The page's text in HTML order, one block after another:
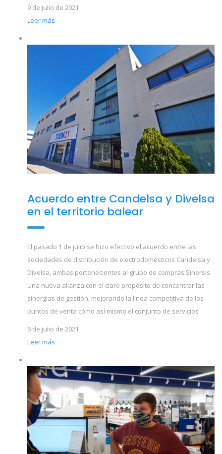
9 de julio de 2021
Leer más
Acuerdo entre Candelsa y Divelsa
en el territorio balear
El pasado 1 de julio se hizo efectivo el acuerdo entre las
sociedades de distribución de electrodomésticos Candelsa y
Divelsa, ambas pertenecientes al grupo de compras Sinersis.
Una nueva alianza con el claro propósito de concentrar las
sinergias de gestión, mejorando la línea competitiva de los
puntos de venta cómo así mismo el conjunto de servicios
6 de julio de 2021
Leer más